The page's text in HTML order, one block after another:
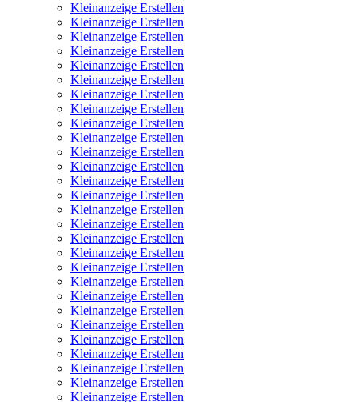
Kleinanzeige Erstellen
Kleinanzeige Erstellen
Kleinanzeige Erstellen
Kleinanzeige Erstellen
Kleinanzeige Erstellen
Kleinanzeige Erstellen
Kleinanzeige Erstellen
Kleinanzeige Erstellen
Kleinanzeige Erstellen
Kleinanzeige Erstellen
Kleinanzeige Erstellen
Kleinanzeige Erstellen
Kleinanzeige Erstellen
Kleinanzeige Erstellen
Kleinanzeige Erstellen
Kleinanzeige Erstellen
Kleinanzeige Erstellen
Kleinanzeige Erstellen
Kleinanzeige Erstellen
Kleinanzeige Erstellen
Kleinanzeige Erstellen
Kleinanzeige Erstellen
Kleinanzeige Erstellen
Kleinanzeige Erstellen
Kleinanzeige Erstellen
Kleinanzeige Erstellen
Kleinanzeige Erstellen
Kleinanzeige Erstellen